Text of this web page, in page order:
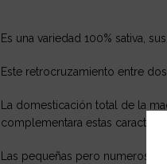
Es una variedad 100% sativa,
Este retrocruzamiento entre
La domesticación total de la
complementara estas
Las pequeñas pero